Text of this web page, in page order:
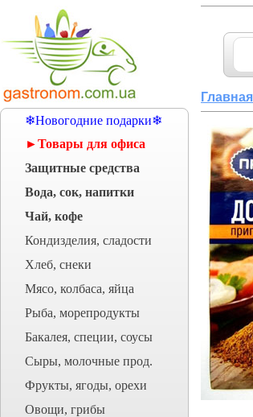
❄Новогодние подарки❄
►Товары для офиса
Защитные средства
Вода, сок, напитки
Чай, кофе
Кондизделия, сладости
Хлеб, снеки
Мясо, колбаса, яйца
Рыба, морепродукты
Бакалея, специи, соусы
Сыры, молочные прод.
Фрукты, ягоды, орехи
Овощи, грибы
Главная